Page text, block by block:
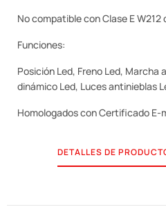
No compatible con Clase E W212
Funciones:
Posición Led, Freno Led,
dinámico Led, Luces antinieblas
Homologados con Certificado E-
DETALLES DE